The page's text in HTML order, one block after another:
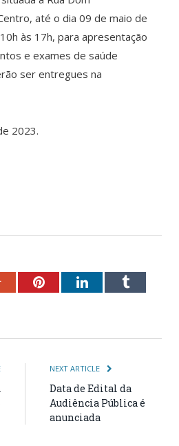
até o dia 09 de maio de
às 17h, para apresentação
e exames de saúde
ser entregues na
2023.
Google+PinterestLinkedInTumblr
NEXT ARTICLE
Data de Edital da
Audiência Pública é
anunciada